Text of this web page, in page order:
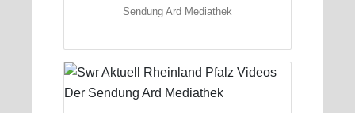
Sendung Ard Mediathek